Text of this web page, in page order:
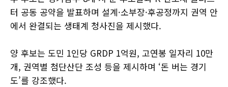
터 공동 공약을 발표하며 설계·소부장·후공정까지 권역 안
에서 완결되는 생태계 청사진을 제시했다.
양 후보는 도민 1인당 GRDP 1억원, 고연봉 일자리 10만
개, 권역별 첨단산단 조성 등을 제시하며 ‘돈 버는 경기
도’를 강조했다.